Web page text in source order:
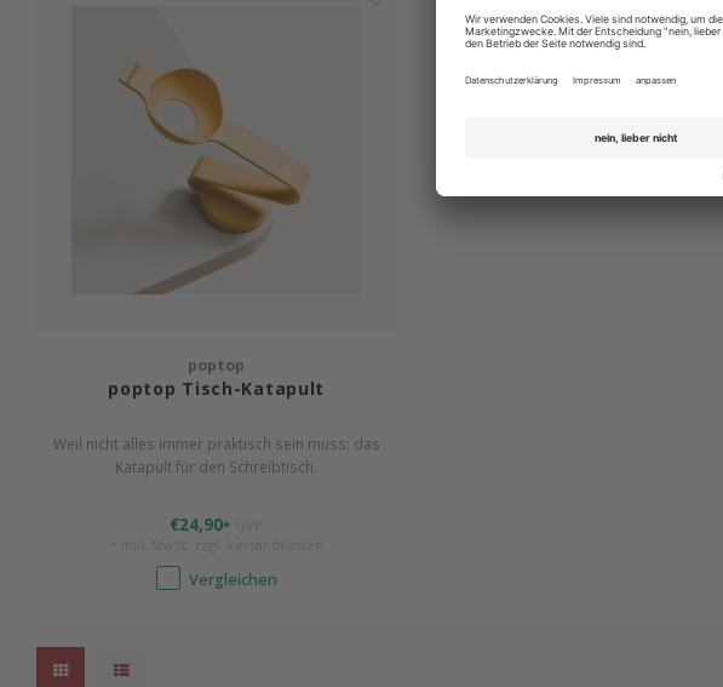
poptop
poptop Tisch-Katapult
Weil nicht alles immer praktisch sein muss: das
Katapult für den Schreibtisch.
€24,90*
Vergleichen